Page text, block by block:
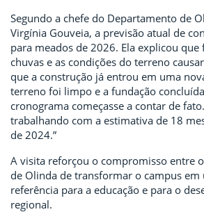
Segundo a chefe do Departamento de
Virgínia Gouveia, a previsão atual de
para meados de 2026. Ela explicou que
chuvas e as condições do terreno
que a construção já entrou em uma
terreno foi limpo e a fundação
cronograma começasse a contar de
trabalhando com a estimativa de 18
de 2024.”
A visita reforçou o compromisso entre o
de Olinda de transformar o campus em
referência para a educação e para o
regional.